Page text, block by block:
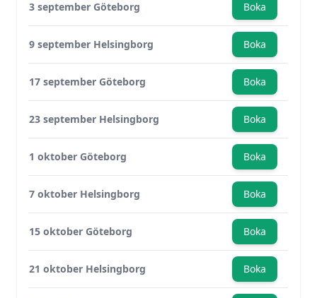
3 september Göteborg Boka
9 september Helsingborg Boka
17 september Göteborg Boka
23 september Helsingborg Boka
1 oktober Göteborg Boka
7 oktober Helsingborg Boka
15 oktober Göteborg Boka
21 oktober Helsingborg Boka